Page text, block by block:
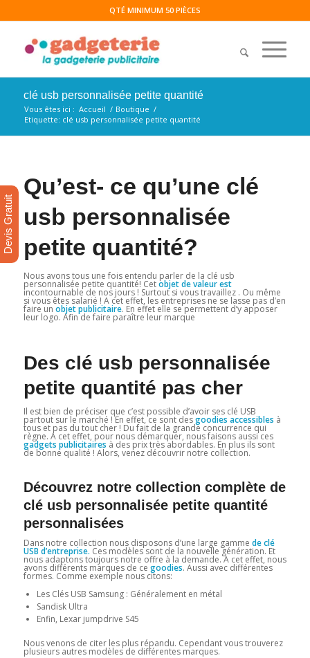
QTÉ MINIMUM 50 PIÈCES
clé usb personnalisée petite quantité
Vous êtes ici : Accueil / Boutique /
Etiquette: clé usb personnalisée petite quantité
Qu’est- ce qu’une clé
usb personnalisée
petite quantité?
Nous avons tous une fois entendu parler de la clé usb
personnalisée petite quantité! Cetobjet de valeur est
incontournable de nos jours ! Surtout si vous travaillez . Ou même
si vous êtes salarié ! A cet effet, les entreprises ne se lasse pas d’en
faire un objet publicitaire. En effet elle se permettent d’y apposer
leur logo. Afin de faire paraître leur marque
Des clé usb personnalisée
petite quantité pas cher
Il est bien de préciser que c’est possible d’avoir ses clé USB
partout sur le marché ! En effet, ce sont desgoodies accessibles à
tous et pas du tout cher ! Du fait de la grande concurrence qui
règne. A cet effet, pour nous démarquer, nous faisons aussi ces
gadgets publicitaires à des prix très abordables. En plus ils sont
de bonne qualité ! Alors, venez découvrir notre collection.
Découvrez notre collection complète de
clé usb personnalisée petite quantité
personnalisées
Dans notre collection nous disposons d’une large gamme de clé
USB d’entreprise. Ces modèles sont de la nouvelle génération. Et
nous adaptons toujours notre offre à la demande. A cet effet, nous
avons différents marques de ce goodies. Aussi avec différentes
formes. Comme exemple nous citons:
Les Clés USB Samsung : Généralement en métal
Sandisk Ultra
Enfin, Lexar jumpdrive S45
Nous venons de citer les plus répandu. Cependant vous trouverez
plusieurs autres modèles de différentes marques.
Devis Gratuit